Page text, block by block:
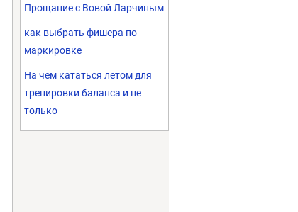
Прощание с Вовой Ларчиным
как выбрать фишера по
маркировке
На чем кататься летом для
тренировки баланса и не
только